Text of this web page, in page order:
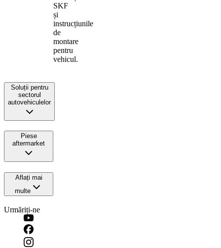
SKF
și
instrucțiunile
de
montare
pentru
vehicul.
Soluții pentru
sectorul
autovehiculelor
Piese
aftermarket
Aflați mai
multe
Urmăriți-ne